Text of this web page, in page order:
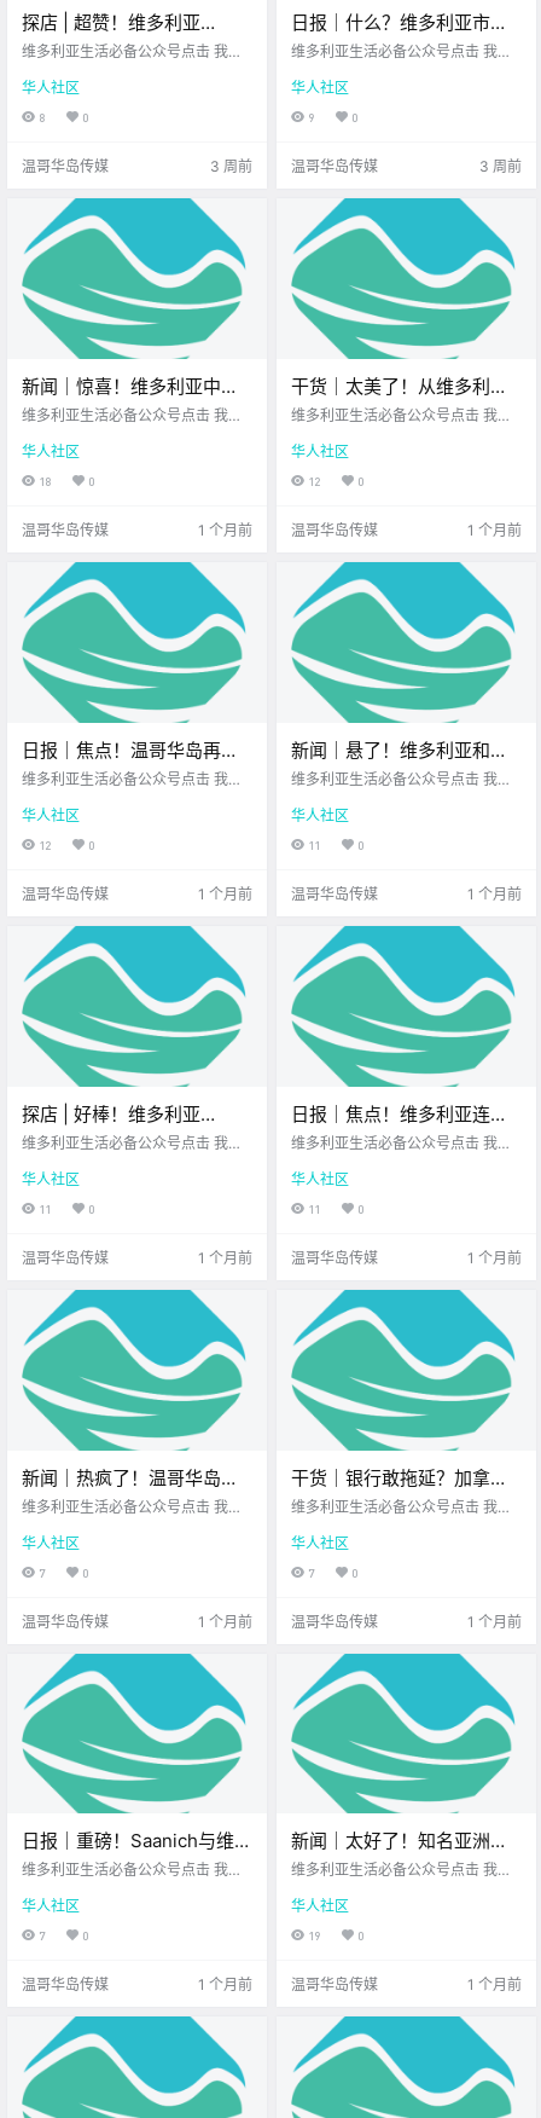
探店 | 超赞！维多利亚
downtown这家口碑爆棚的
还超懂亚洲胃！
维多利亚生活必备公众号点击 我在
一直在你身边维多利亚顶级科创学
校您值得信赖的地产经纪 上周末跟
很多人推荐过 .
华人社区
8 0
温哥华岛传媒 3 周前
日报｜什么？维多利亚市中
心发生随机袭击事件！BC省
吓！
维多利亚生活必备公众号点击 我在
一直在你身边北美最大亚洲超市您
值得信赖的地产经纪公元2026年7
报（.
华人社区
9 0
温哥华岛传媒 3 周前
新闻｜惊喜！维多利亚中餐
馆本周推出音乐沙龙晚宴！
端遇袭！
维多利亚生活必备公众号点击 我在
想一直在你身边北美最大亚洲超市
您值得信赖的地产经纪 大家周一好
看看吧！ .
华人社区
18 0
温哥华岛传媒 1 个月前
干货｜太美了！从维多利亚
出发，探秘华盛顿州的六处
维多利亚生活必备公众号点击 我在
想一直在你身边您值得信赖的地产
经纪 你可能以为从维多利亚 去温哥
哦！ 现在出.
华人社区
12 0
温哥华岛传媒 1 个月前
日报｜焦点！温哥华岛再现
两起人为引发山火！
闭！
维多利亚生活必备公众号点击 我在
想一直在你身边您值得信赖的地产
经纪北美最大亚洲超市公元2026年
预报（.
华人社区
12 0
温哥华岛传媒 1 个月前
新闻｜悬了！维多利亚和
Saanich还能合并吗？维多利
商场定位要大改？
维多利亚生活必备公众号点击 我在
想一直在你身边北美最大亚洲超市
您值得信赖的地产经纪 大家周二好
来看看吧！ .
华人社区
11 0
温哥华岛传媒 1 个月前
探店 | 好棒！维多利亚
Uptown这家艺术感咖啡馆，
维多利亚生活必备公众号点击 我在
想一直在你身边UPS维多利亚DT店
您值得信赖的地产经纪 前几天在Upt
own逛街 我偶然发现了这家 名为Rh
累了 正想着找.
华人社区
11 0
温哥华岛传媒 1 个月前
日报｜焦点！维多利亚连犯
两案的嫌疑人已被起诉！温
维多利亚生活必备公众号点击 我在
想一直在你身边您值得信赖的地产
经纪UPS维多利亚DT店公元2026年
6月23日 农历5月9日 星期二 巨蟹
预报（.
华人社区
11 0
温哥华岛传媒 1 个月前
新闻｜热疯了！温哥华岛多
地打破历史同期最高气温纪
维多利亚生活必备公众号点击 我在
想一直在你身边北美最大亚洲超市
您值得信赖的地产经纪 大家周三好
呀~ 新的一周步入正轨 岛上又多了
来看看吧！ .
华人社区
7 0
温哥华岛传媒 1 个月前
干货｜银行敢拖延？加拿大
政府新规出手，再也不用和
维多利亚生活必备公众号点击 我在
想一直在你身边您值得信赖的地产
经纪UPS维多利亚DT店 大家有没有
过 这种抓狂的经历 银行扣错了费 或
找客服投诉 .
华人社区
7 0
温哥华岛传媒 1 个月前
日报｜重磅！Saanich与维多
利亚合并公投被判定不具法
农场挂牌出售！
维多利亚生活必备公众号点击 我在
想一直在你身边您值得信赖的地产
经纪UPS维多利亚DT店公元2026年
预报（.
华人社区
7 0
温哥华岛传媒 1 个月前
新闻｜太好了！知名亚洲购
物平台亚米登陆加拿大！别
文化节重返维多利亚！
维多利亚生活必备公众号点击 我在
想一直在你身边北美最大亚洲超市
您值得信赖的地产经纪 大家周四好
吧！ 北美知.
华人社区
19 0
温哥华岛传媒 1 个月前